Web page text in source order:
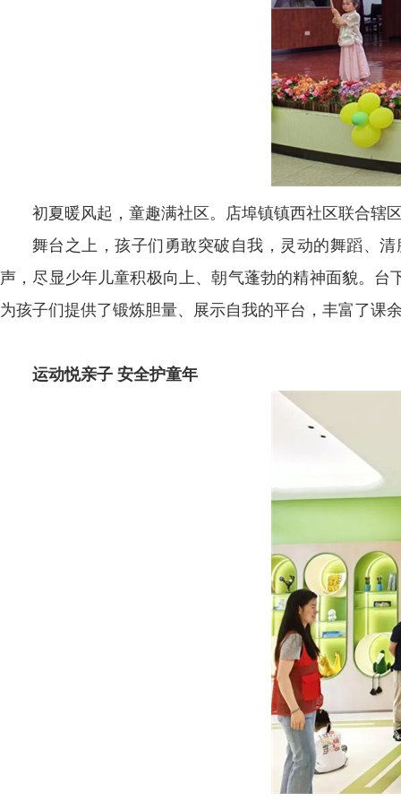
初夏暖风起，童趣满社区。店埠镇镇西社区联合辖
舞台之上，孩子们勇敢突破自我，灵动的舞蹈、
声，尽显少年儿童积极向上、朝气蓬勃的精神面貌。
为孩子们提供了锻炼胆量、展示自我的平台，丰富了课
运动悦亲子 安全护童年